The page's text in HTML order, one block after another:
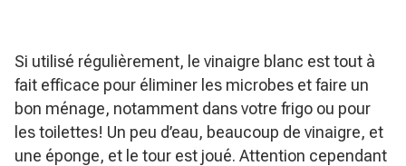
Si utilisé régulièrement, le vinaigre blanc est tout à
fait efficace pour éliminer les microbes et faire un
bon ménage, notamment dans votre frigo ou pour
les toilettes! Un peu d’eau, beaucoup de vinaigre, et
une éponge, et le tour est joué. Attention cependant